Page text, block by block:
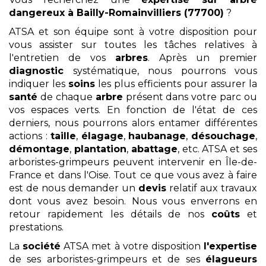
dangereux à Bailly-Romainvilliers (77700) ?
ATSA et son équipe sont à votre disposition pour
vous assister sur toutes les tâches relatives à
l'entretien de vos arbres. Après un premier
diagnostic systématique, nous pourrons vous
indiquer les soins les plus efficients pour assurer la
santé de chaque arbre présent dans votre parc ou
vos espaces verts. En fonction de l'état de ces
derniers, nous pourrons alors entamer différentes
actions :taille, élagage, haubanage, désouchage,
démontage, plantation, abattage, etc. ATSA et ses
arboristes-grimpeurs peuvent intervenir en Île-de-
France et dans l'Oise. Tout ce que vous avez à faire
est de nous demander un devis relatif aux travaux
dont vous avez besoin. Nous vous enverrons en
retour rapidement les détails de nos coûts et
prestations.
La société ATSA met à votre disposition
l'expertise
de ses arboristes-grimpeurs et de ses élagueurs